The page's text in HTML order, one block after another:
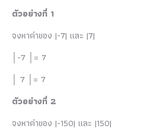
ตัวอย่างที่ 1
จงหาค่าของ |-7| และ |7|
│-7 │= 7
│ 7 │= 7
ตัวอย่างที่ 2
จงหาค่าของ |-150| และ |150|